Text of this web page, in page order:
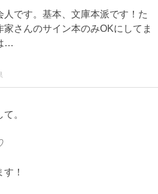
人です。基本、文庫本派です！た
家さんのサイン本のみOKにしてま
…
。
！